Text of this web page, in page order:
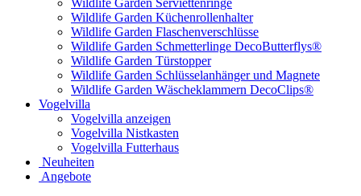
Wildlife Garden Serviettenringe
Wildlife Garden Küchenrollenhalter
Wildlife Garden Flaschenverschlüsse
Wildlife Garden Schmetterlinge DecoButterflys®
Wildlife Garden Türstopper
Wildlife Garden Schlüsselanhänger und Magnete
Wildlife Garden Wäscheklammern DecoClips®
Vogelvilla
Vogelvilla anzeigen
Vogelvilla Nistkasten
Vogelvilla Futterhaus
Neuheiten
Angebote